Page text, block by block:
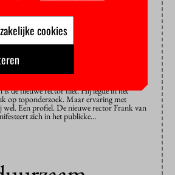
rector houdt
is de nieuwe rector niet. Hij legde in het
op toponderzoek. Maar ervaring met
Een profiel. De nieuwe rector Frank van
zich in het publieke…
cookies